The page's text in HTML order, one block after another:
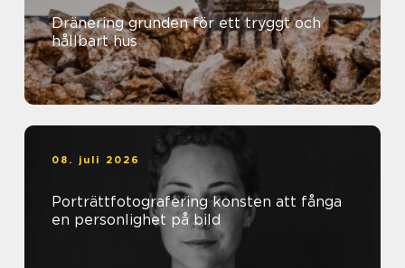
Dränering grunden för ett tryggt och
hållbart hus
08. juli 2026
Porträttfotografering konsten att fånga
en personlighet på bild